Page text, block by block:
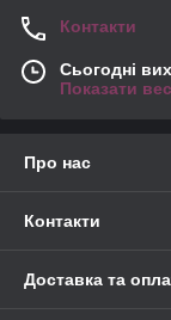
Контакти
Сьогодні
Показати
Про нас
Контакти
Доставка та